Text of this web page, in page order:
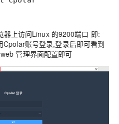
器上访问Linux 的9200端口 即:
Cpolar账号登录,登录后即可看到
管理界面配置即可